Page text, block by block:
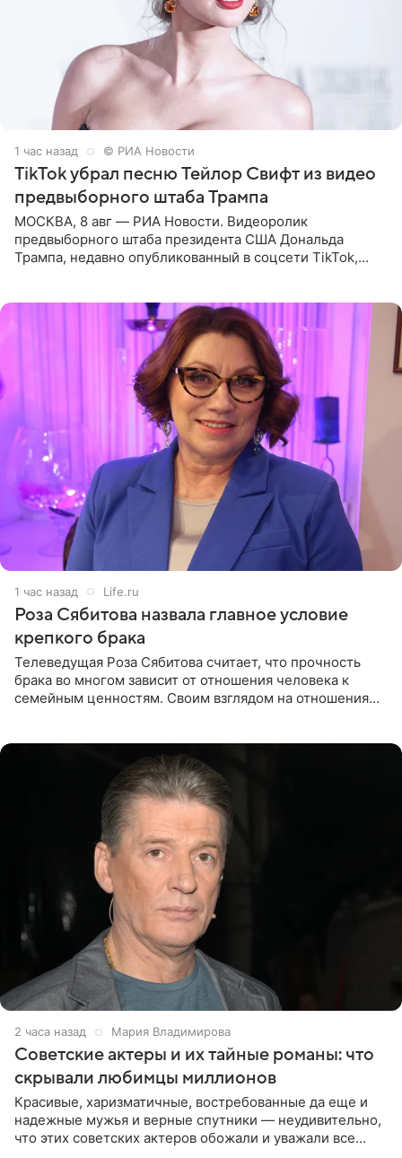
1 час назад © РИА Новости
TikTok убрал песню Тейлор Свифт из видео
предвыборного штаба Трампа
МОСКВА, 8 авг — РИА Новости. Видеоролик
предвыборного штаба президента США Дональда
Трампа, недавно опубликованный в соцсети TikTok,
1 час назад Life.ru
Роза Сябитова назвала главное условие
крепкого брака
Телеведущая Роза Сябитова считает, что прочность
брака во многом зависит от отношения человека к
семейным ценностям. Своим взглядом на отношения
2 часа назад Мария Владимирова
Советские актеры и их тайные романы: что
скрывали любимцы миллионов
Красивые, харизматичные, востребованные да еще и
надежные мужья и верные спутники — неудивительно,
что этих советских актеров обожали и уважали все